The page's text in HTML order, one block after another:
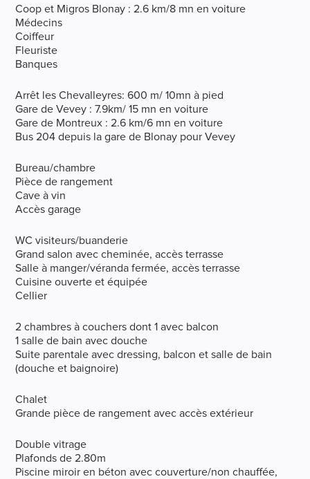
Coop et Migros Blonay : 2.6 km/8 mn en voiture
Médecins
Coiffeur
Fleuriste
Banques
Arrêt les Chevalleyres: 600 m/ 10mn à pied
Gare de Vevey : 7.9km/ 15 mn en voiture
Gare de Montreux : 2.6 km/6 mn en voiture
Bus 204 depuis la gare de Blonay pour Vevey
Bureau/chambre
Pièce de rangement
Cave à vin
Accès garage
WC visiteurs/buanderie
Grand salon avec cheminée, accès terrasse
Salle à manger/véranda fermée, accès terrasse
Cuisine ouverte et équipée
Cellier
2 chambres à couchers dont 1 avec balcon
1 salle de bain avec douche
Suite parentale avec dressing, balcon et salle de bain
(douche et baignoire)
Chalet
Grande pièce de rangement avec accès extérieur
Double vitrage
Plafonds de 2.80m
Piscine miroir en béton avec couverture/non chauffée,